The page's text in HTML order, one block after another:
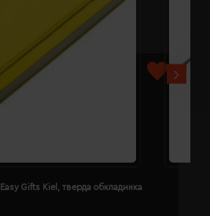
Easy Gifts Kiel, тверда обкладинка